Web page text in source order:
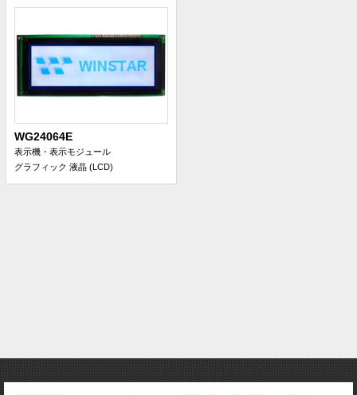
WG24064E
表示機・表示モジュール
グラフィック 液晶 (LCD)